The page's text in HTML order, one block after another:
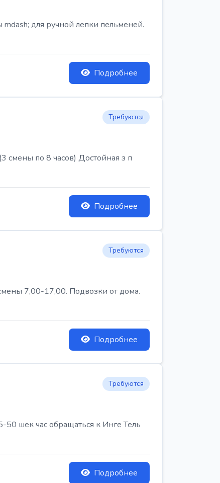
для ручной лепки пельменей.
Подробнее
Требуются
по 8 часов) Достойная з п
Подробнее
Требуются
7,00-17,00. Подвозки от дома.
Подробнее
Требуются
50 шек час обращаться к Инге Тель
Подробнее